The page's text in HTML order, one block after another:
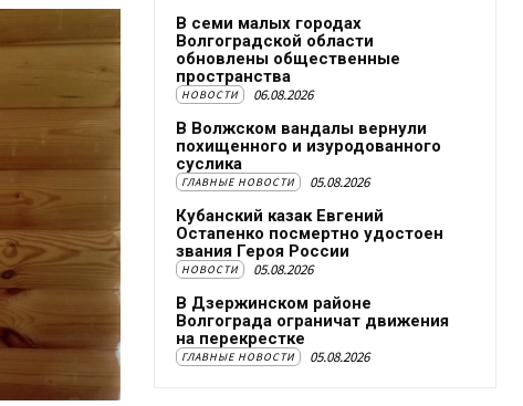
В семи малых городах
Волгоградской области
обновлены общественные
пространства
НОВОСТИ 06.08.2026
В Волжском вандалы вернули
похищенного и изуродованного
суслика
ГЛАВНЫЕ НОВОСТИ 05.08.2026
Кубанский казак Евгений
Остапенко посмертно удостоен
звания Героя России
НОВОСТИ 05.08.2026
В Дзержинском районе
Волгограда ограничат движения
на перекрестке
ГЛАВНЫЕ НОВОСТИ 05.08.2026